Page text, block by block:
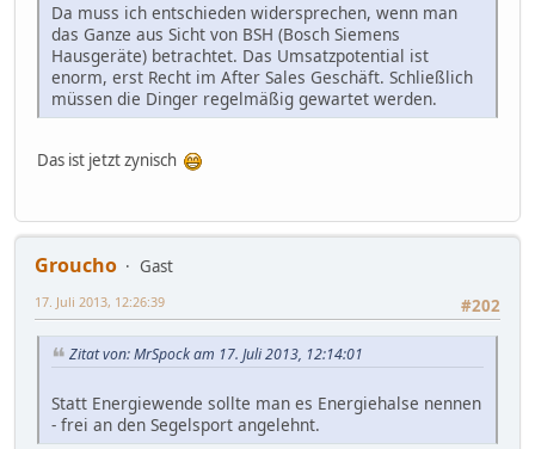
Da muss ich entschieden widersprechen, wenn man
das Ganze aus Sicht von BSH (Bosch Siemens
Hausgeräte) betrachtet. Das Umsatzpotential ist
enorm, erst Recht im After Sales Geschäft. Schließlich
müssen die Dinger regelmäßig gewartet werden.
Das ist jetzt zynisch
Groucho
Gast
#202
17. Juli 2013, 12:26:39
Zitat von: MrSpock am 17. Juli 2013, 12:14:01
Statt Energiewende sollte man es Energiehalse nennen
- frei an den Segelsport angelehnt.